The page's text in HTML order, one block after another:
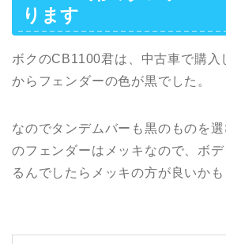
ります
ボクのCB1100君は、中古車で購入
からフェンダーの色が黒でした。
なのでタンデムバーも黒のものを
のフェンダーはメッキなので、ボ
るんでしたらメッキの方が良いかも